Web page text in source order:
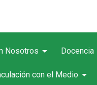
Nosotros arrow_drop_down Docencia
con el Medio arrow_drop_down